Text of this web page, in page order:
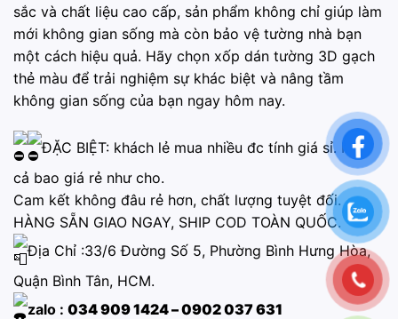
sắc và chất liệu cao cấp, sản phẩm không chỉ giúp làm
mới không gian sống mà còn bảo vệ tường nhà bạn
một cách hiệu quả. Hãy chọn xốp dán tường 3D gạch
thẻ màu để trải nghiệm sự khác biệt và nâng tầm
không gian sống của bạn ngay hôm nay.
ĐẶC BIỆT: khách lẻ mua nhiều đc tính giá sỉ. Mua
cả bao giá rẻ như cho.
Cam kết không đâu rẻ hơn, chất lượng tuyệt đối.
HÀNG SẴN GIAO NGAY, SHIP COD TOÀN QUỐC.
Địa Chỉ :33/6 Đường Số 5, Phường Bình Hưng Hòa,
Quận Bình Tân, HCM.
zalo : 034 909 1424 – 0902 037 631